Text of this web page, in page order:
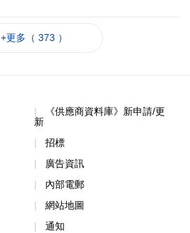
+更多（ 373 ）
《供應商資料庫》新申請/更
新
招標
廣告資訊
內部電郵
網站地圖
通知